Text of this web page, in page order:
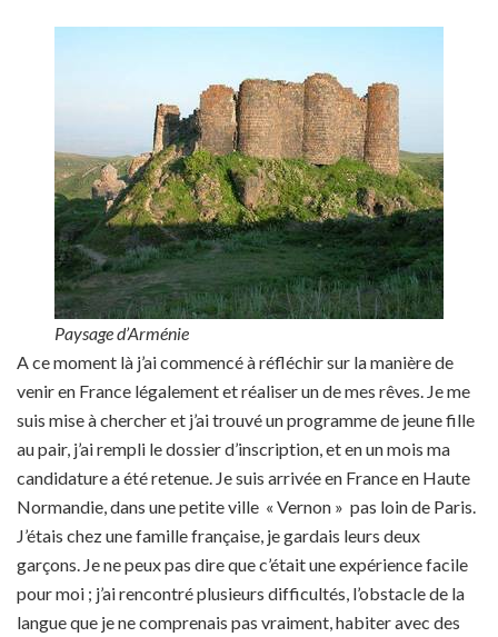
Paysage d’Arménie
A ce moment là j’ai commencé à réfléchir sur la manière de
venir en France légalement et réaliser un de mes rêves. Je me
suis mise à chercher et j’ai trouvé un programme de jeune fille
au pair, j’ai rempli le dossier d’inscription, et en un mois ma
candidature a été retenue. Je suis arrivée en France en Haute
Normandie, dans une petite ville « Vernon » pas loin de Paris.
J’étais chez une famille française, je gardais leurs deux
garçons. Je ne peux pas dire que c’était une expérience facile
pour moi ; j’ai rencontré plusieurs difficultés, l’obstacle de la
langue que je ne comprenais pas vraiment, habiter avec des